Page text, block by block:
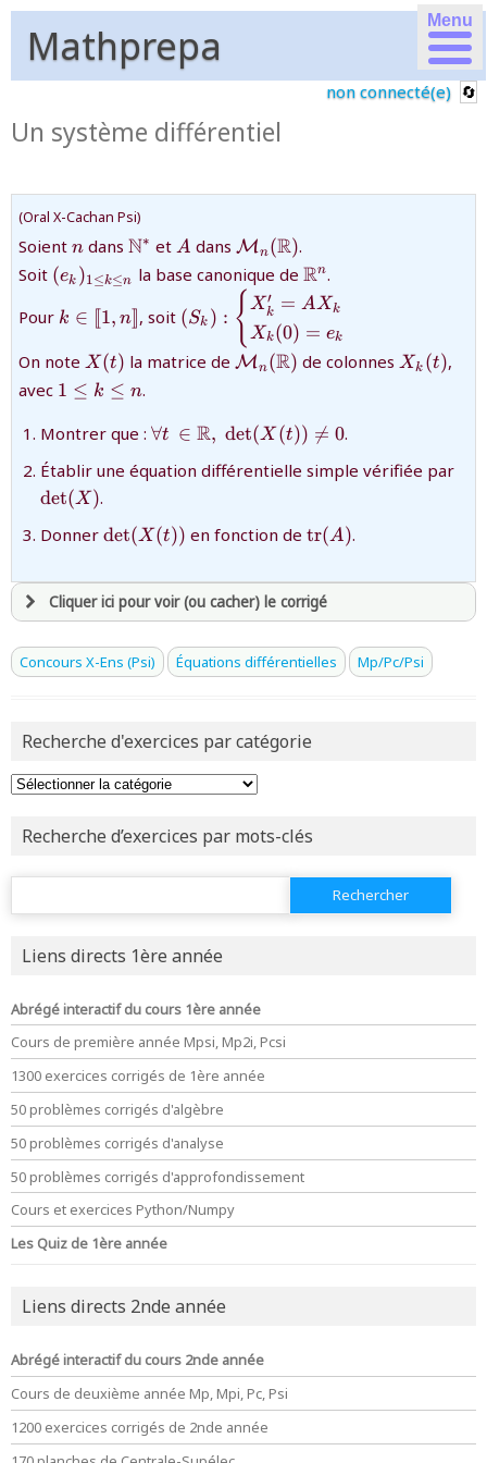
Menu
Mathprepa
non connecté(e)
Un système différentiel
(Oral X-Cachan Psi)
Soient {n}
n dans {\mathbb{N}^{*}}
N∗ et {A}
A dans {\mathcal{M}_{n}
(\mathbb{R})}
Mn(R).
Soit {(e_{k})_{1\le
(ek )1 ≤k≤n la base canonique de {\mathbb{R}^{n}}
Rn.
Pour [1,n]\!]}
k ∈ [[1, n]], soit
{(S_k) :
\begin{cases}X'_{k}
= AX_{k}\\X_{k}
(0) =
(Sk ) : { Xk
′ = AXk
Xk(0) = ek
On note {X(t)}
X(t) la matrice de{\mathcal{M}_{n}
Mn(R) de colonnes{X_{k}
Xk (t),
avec {1
k
n}
1 ≤ k ≤ n.
Montrer que : {\forall t
0}
∀t ∈ R, det(X (t)) 
= 0.
Établir une équation différentielle simple vérifiée par
det(X).
Donner {\det(X(t))}
det(X(t)) en fonction de{\text{tr}
tr(A).
Cliquer ici pour voir (ou cacher) le corrigé
avoirune souscription active sur mathprepa
revenir àla page d'accueil
ou testerla page d'extraits libres
ou consulterle plan du site
Concours X-Ens (Psi) Équations différentielles Mp/Pc/Psi
Recherche d'exercices par catégorie
Recherche d’exercices par mots-clés
Rechercher :
Liens directs 1ère année
Abrégé interactif du cours 1ère année
Cours de première année Mpsi, Mp2i, Pcsi
1300 exercices corrigés de 1ère année
50 problèmes corrigés d'algèbre
50 problèmes corrigés d'analyse
50 problèmes corrigés d'approfondissement
Cours et exercices Python/Numpy
Les Quiz de 1ère année
Liens directs 2nde année
Abrégé interactif du cours 2nde année
Cours de deuxième année Mp, Mpi, Pc, Psi
1200 exercices corrigés de 2nde année